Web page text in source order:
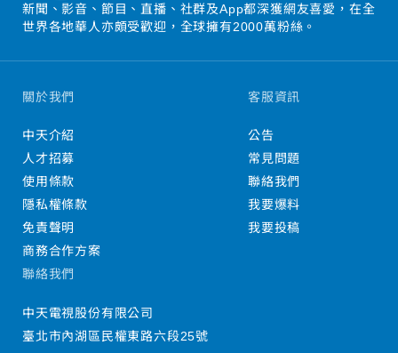
新聞、影音、節目、直播、社群及App都深獲網友喜愛，在全
世界各地華人亦頗受歡迎，全球擁有2000萬粉絲。
關於我們
中天介紹
人才招募
使用條款
隱私權條款
免責聲明
商務合作方案
客服資訊
公告
常見問題
聯絡我們
我要爆料
我要投稿
聯絡我們
中天電視股份有限公司
臺北市內湖區民權東路六段25號